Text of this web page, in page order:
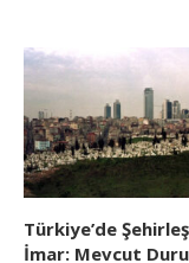
Türkiye’de
İmar: Mevcut